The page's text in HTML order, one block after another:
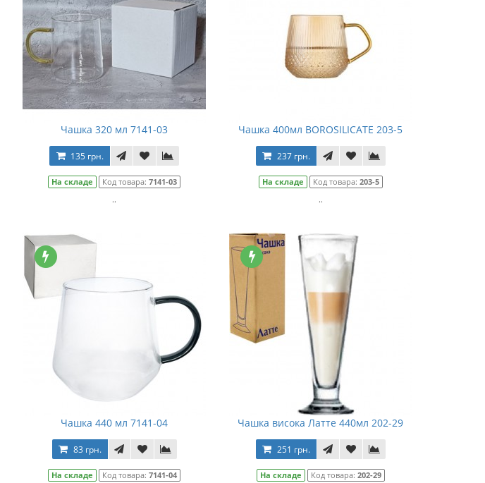
Чашка 320 мл 7141-03
135 грн.
На складе Код товара:7141-03
..
Чашка 400мл BOROSILICATE 203-5
237 грн.
На складе Код товара: 203-5
..
Чашка 440 мл 7141-04
83 грн.
На складе Код товара:7141-04
Чашка висока Латте 440мл 202-29
251 грн.
На складе Код товара: 202-29